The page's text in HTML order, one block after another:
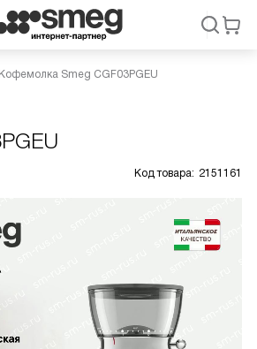
Кофемолка Smeg CGF03PGEU
Код товара: 2151161